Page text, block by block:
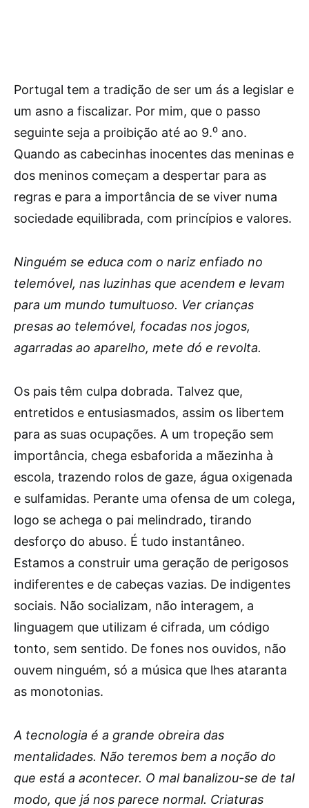
Portugal tem a tradição de ser um ás a legislar e
um asno a fiscalizar. Por mim, que o passo
seguinte seja a proibição até ao 9.⁰ ano.
Quando as cabecinhas inocentes das meninas e
dos meninos começam a despertar para as
regras e para a importância de se viver numa
sociedade equilibrada, com princípios e valores.
Ninguém se educa com o nariz enfiado no
telemóvel, nas luzinhas que acendem e levam
para um mundo tumultuoso. Ver crianças
presas ao telemóvel, focadas nos jogos,
agarradas ao aparelho, mete dó e revolta.
Os pais têm culpa dobrada. Talvez que,
entretidos e entusiasmados, assim os libertem
para as suas ocupações. A um tropeção sem
importância, chega esbaforida a mãezinha à
escola, trazendo rolos de gaze, água oxigenada
e sulfamidas. Perante uma ofensa de um colega,
logo se achega o pai melindrado, tirando
desforço do abuso. É tudo instantâneo.
Estamos a construir uma geração de perigosos
indiferentes e de cabeças vazias. De indigentes
sociais. Não socializam, não interagem, a
linguagem que utilizam é cifrada, um código
tonto, sem sentido. De fones nos ouvidos, não
ouvem ninguém, só a música que lhes ataranta
as monotonias.
A tecnologia é a grande obreira das
mentalidades. Não teremos bem a noção do
que está a acontecer. O mal banalizou-se de tal
modo, que já nos parece normal. Criaturas